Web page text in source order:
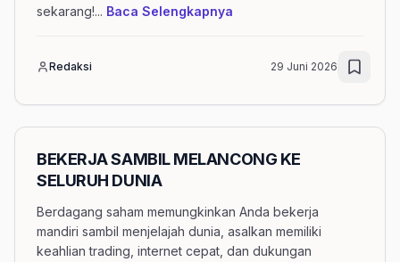
sekarang!... Baca Selengkapnya
Redaksi 29 Juni 2026
BEKERJA SAMBIL MELANCONG KE
SELURUH DUNIA
Berdagang saham memungkinkan Anda bekerja
mandiri sambil menjelajah dunia, asalkan memiliki
keahlian trading, internet cepat, dan dukungan